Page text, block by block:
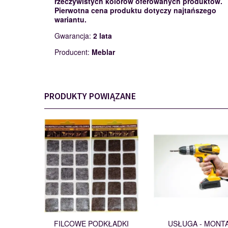
Pierwotna cena produktu dotyczy najtańszego
wariantu.
Gwarancja: 2 lata
Producent: Meblar
PRODUKTY POWIĄZANE
PODKŁADKI
110562
FILCOWE PODKŁADKI USŁUGA -